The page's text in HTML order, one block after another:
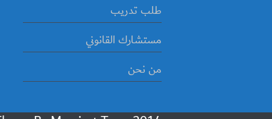
طلب تدريب
مستشارك القانوني
من نحن